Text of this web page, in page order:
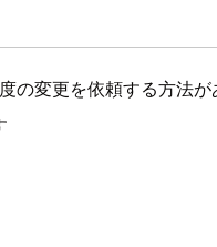
の変更を依頼する方法が